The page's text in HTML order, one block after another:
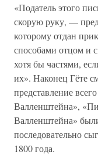
«Податель этого
скорую руку, —
которому отдан
способами отцом и
хотя бы частями,
их». Наконец Гёте
представление
Валленштейна»,
Валленштейна»
последовательно
1800 года.